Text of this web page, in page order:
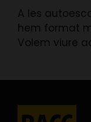
A les
hem format
Volem viure